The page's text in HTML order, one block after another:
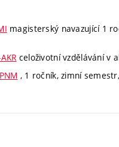
magisterský navazující 1
celoživotní vzdělávání v
PNM , 1 ročník, zimní